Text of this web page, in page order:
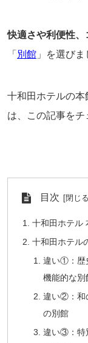
快適さや利便性
「 別館 」を選びま
十和田ホテルの
は、この記事をチ
目次
十和田ホテル
十和田ホテル
違い①：歴
機能的な別
違い②：和
の別館
違い③：特